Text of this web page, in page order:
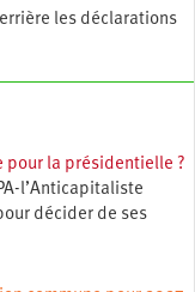
les déclarations
pour la présidentielle ?
l’Anticapitaliste
décider de ses